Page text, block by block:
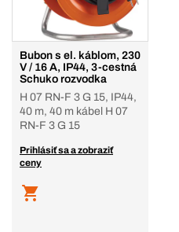
Bubon s el. káblom, 230
V / 16 A, IP44, 3-cestná
Schuko rozvodka
H 07 RN-F 3 G 15, IP44,
40 m, 40 m kábel H 07
RN-F 3 G 15
Prihlásiť sa a zobraziť
ceny